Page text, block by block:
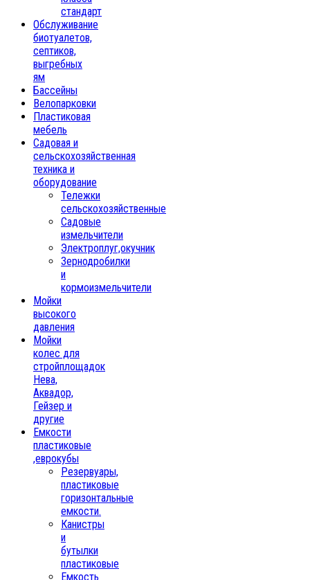
стандарт
Обслуживание
биотуалетов,
септиков,
выгребных
ям
Бассейны
Велопарковки
Пластиковая
мебель
Садовая и
сельскохозяйственная
техника и
оборудование
Тележки
сельскохозяйственные
Садовые
измельчители
Электроплуг,окучник
Зернодробилки
и
кормоизмельчители
Мойки
высокого
давления
Мойки
колес для
стройплощадок
Нева,
Аквадор,
Гейзер и
другие
Емкости
пластиковые
,еврокубы
Резервуары,
пластиковые
горизонтальные
емкости.
Канистры
и
бутылки
пластиковые
Емкость